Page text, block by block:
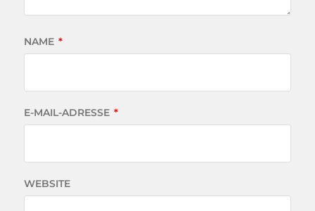
NAME *
E-MAIL-ADRESSE *
WEBSITE